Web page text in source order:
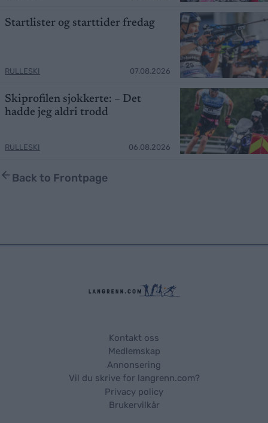
Startlister og starttider fredag
RULLESKI 07.08.2026
Skiprofilen sjokkerte: – Det
hadde jeg aldri trodd
RULLESKI 06.08.2026
Back to Frontpage
Kontakt oss
Medlemskap
Annonsering
Vil du skrive for langrenn.com?
Privacy policy
Brukervilkår